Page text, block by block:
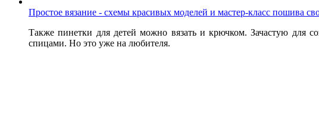
Простое вязание - схемы красивых моделей и мастер-класс пошива
Также пинетки для детей можно вязать и крючком. Зачастую для
спицами. Но это уже на любителя.